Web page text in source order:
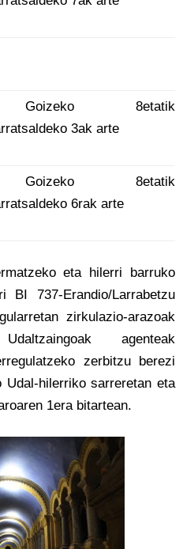
Goizeko 8etatik
3ak arte
Goizeko 8etatik
6rak arte
eta hilerri barruko
BI 737-Erandio/Larrabetzu
zirkulazio-arazoak
agenteak
zerbitzu berezi
Udal-hilerriko sarreretan eta
1era bitartean.